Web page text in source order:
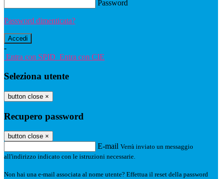
Password
Password dimenticata?
-
Entra con SPID Entra con CIE
Seleziona utente
button close ×
Recupero password
button close ×
E-mail Verrà inviato un messaggio
all'indirizzo indicato con le istruzioni necessarie.
Non hai una e-mail associata al nome utente? Effettua il reset della password